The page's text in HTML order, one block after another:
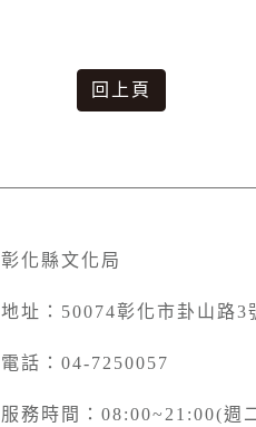
回上頁
彰化縣文化局
地址：50074彰化市卦山路3
電話：04-7250057
服務時間：08:00~21:00(週